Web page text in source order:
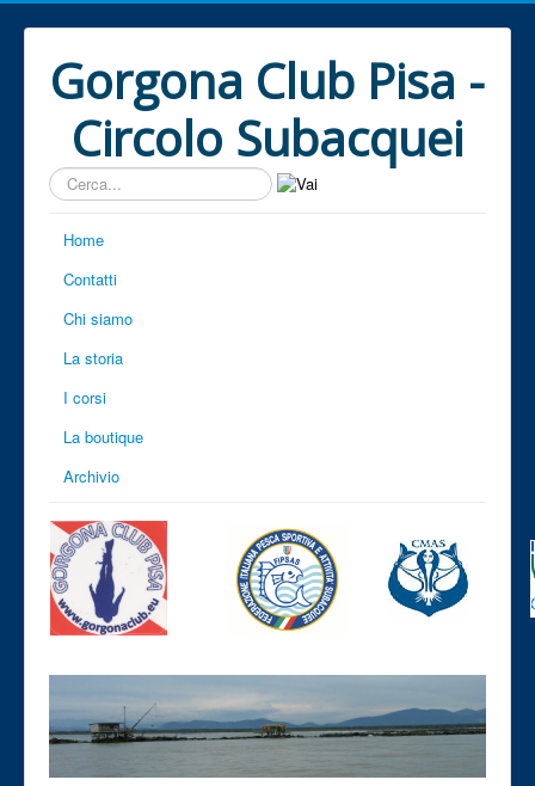
Gorgona Club Pisa -
Circolo Subacquei
Cerca...
Home
Contatti
Chi siamo
La storia
I corsi
La boutique
Archivio